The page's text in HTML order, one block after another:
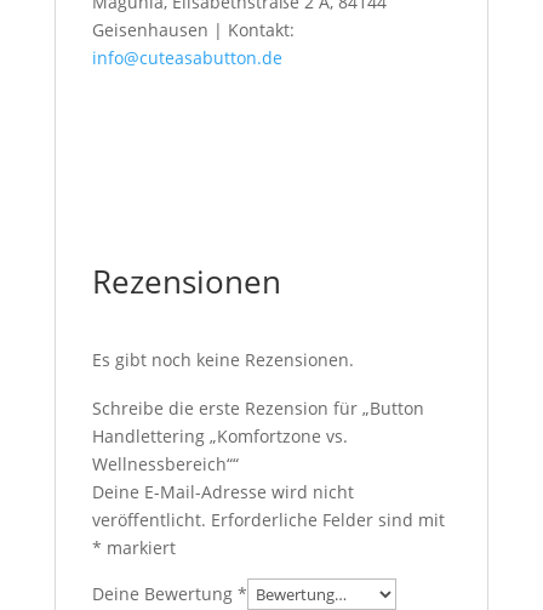
Geisenhausen | Kontakt:
info@cuteasabutton.de
Rezensionen
Es gibt noch keine Rezensionen.
Schreibe die erste Rezension für „Button
Handlettering „Komfortzone vs.
Wellnessbereich““
Deine E-Mail-Adresse wird nicht
veröffentlicht. Erforderliche Felder sind mit
* markiert
Deine Bewertung *